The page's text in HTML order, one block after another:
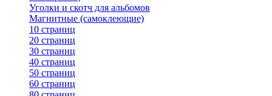
Уголки и скотч для альбомов
Магнитные (самоклеющие)
10 страниц
20 страниц
30 страниц
40 страниц
50 страниц
60 страниц